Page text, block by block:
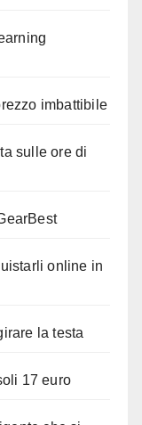
imbattibile
sulle ore di
online in
la testa
17 euro